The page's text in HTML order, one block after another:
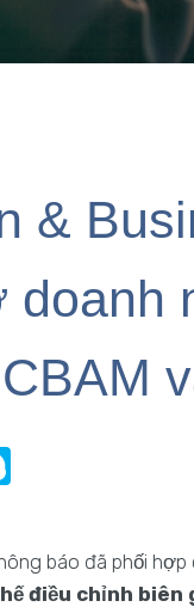
&
doanh
báo đã phối
điều chỉnh